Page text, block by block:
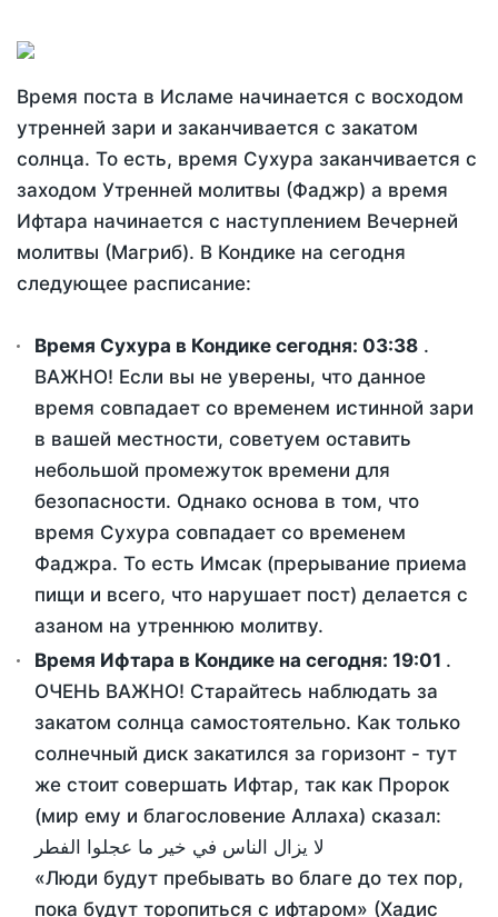
Время поста в Исламе начинается с восходом
утренней зари и заканчивается с закатом
солнца. То есть, время Сухура заканчивается с
заходом Утренней молитвы (Фаджр) а время
Ифтара начинается с наступлением Вечерней
молитвы (Магриб). В Кондике на сегодня
следующее расписание:
Время Сухура в Кондике сегодня: 03:38 .
ВАЖНО! Если вы не уверены, что данное
время совпадает со временем истинной зари
в вашей местности, советуем оставить
небольшой промежуток времени для
безопасности. Однако основа в том, что
время Сухура совпадает со временем
Фаджра. То есть Имсак (прерывание приема
пищи и всего, что нарушает пост) делается с
азаном на утреннюю молитву.
Время Ифтара в Кондике на сегодня: 19:01 .
ОЧЕНЬ ВАЖНО! Старайтесь наблюдать за
закатом солнца самостоятельно. Как только
солнечный диск закатился за горизонт - тут
же стоит совершать Ифтар, так как Пророк
(мир ему и благословение Аллаха) сказал:
لا يزال الناس في خير ما عجلوا الفطر
«Люди будут пребывать во благе до тех пор,
пока будут торопиться с ифтаром» (Хадис